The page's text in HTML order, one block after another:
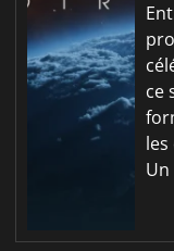
ce